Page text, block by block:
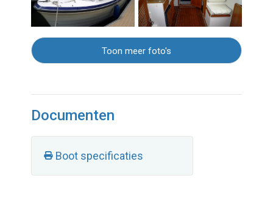
Toon meer foto's
Documenten
Boot specificaties